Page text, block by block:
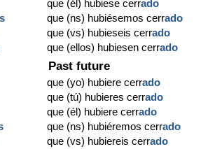
que (él) hubiese cerrado
que (ns) hubiésemos cerrado
que (vs) hubieseis cerrado
que (ellos) hubiesen cerrado
Past future
que (yo) hubiere cerrado
que (tú) hubieres cerrado
que (él) hubiere cerrado
que (ns) hubiéremos cerrado
que (vs) hubiereis cerrado